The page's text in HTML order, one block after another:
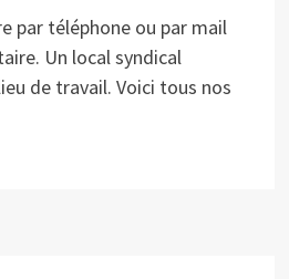
par téléphone ou par mail
Un local syndical
de travail. Voici tous nos